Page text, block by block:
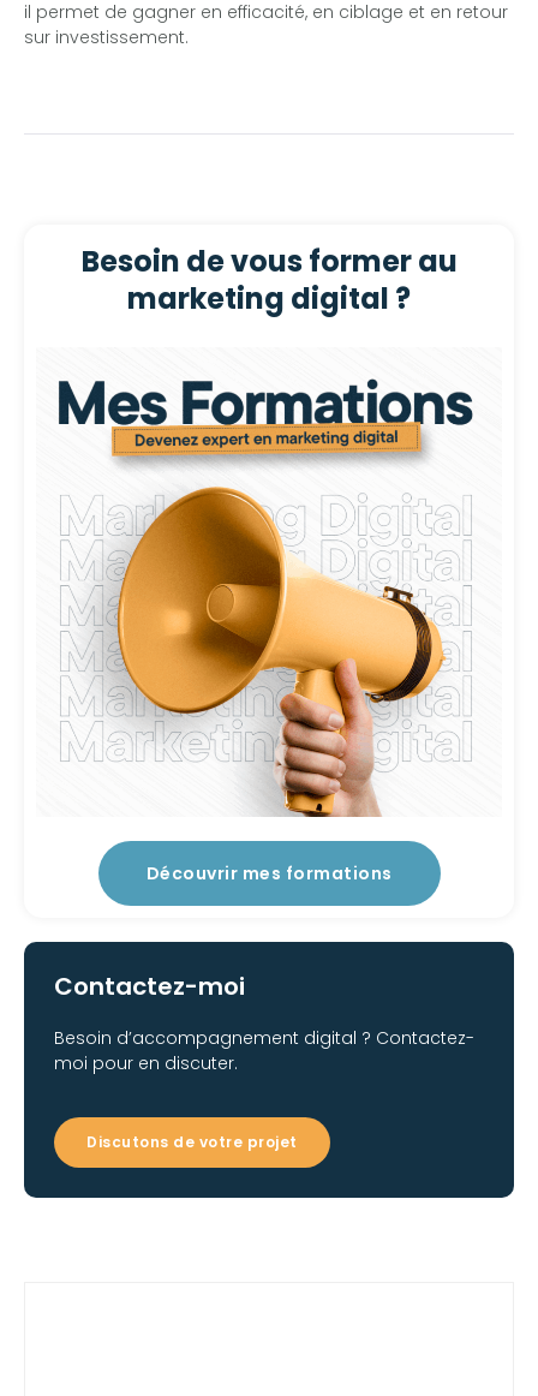
il permet de gagner en efficacité, en ciblage et en retour
sur investissement.
Besoin de vous former au
marketing digital ?
Découvrir mes formations
Contactez-moi
Besoin d’accompagnement digital ? Contactez-
moi pour en discuter.
Discutons de votre projet